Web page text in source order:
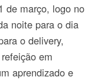
de março, logo no
noite para o dia
o delivery,
em
aprendizado e